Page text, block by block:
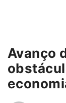
Avanço